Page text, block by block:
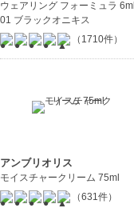
ウェアリング フォーミュラ 6ml
01 ブラックオニキス
（1710件）
アンブリオリス
モイスチャークリーム 75ml
（631件）